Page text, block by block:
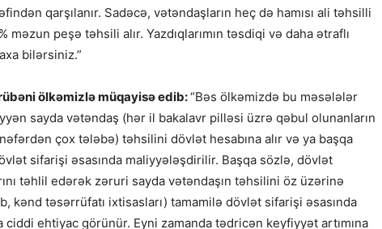
qarşılanır. Sadəcə, vətəndaşların heç də hamısı ali təhsilli
peşə təhsili alır. Yazdıqlarımın təsdiqi və daha ətraflı
bilərsiniz.”
ölkəmizlə müqayisə edib:“Bəs ölkəmizdə bu məsələlər
sayda vətəndaş (hər il bakalavr pilləsi üzrə qəbul olunanların
çox tələbə) təhsilini dövlət hesabına alır və ya başqa
sifarişi əsasında maliyyələşdirilir. Başqa sözlə, dövlət
təhlil edərək zəruri sayda vətəndaşın təhsilini öz üzərinə
kənd təsərrüfatı ixtisasları) tamamilə dövlət sifarişi əsasında
ehtiyac görünür. Eyni zamanda tədricən keyfiyyət artımına